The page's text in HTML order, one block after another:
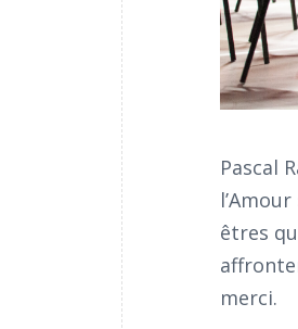
Pascal
êtres
merci.